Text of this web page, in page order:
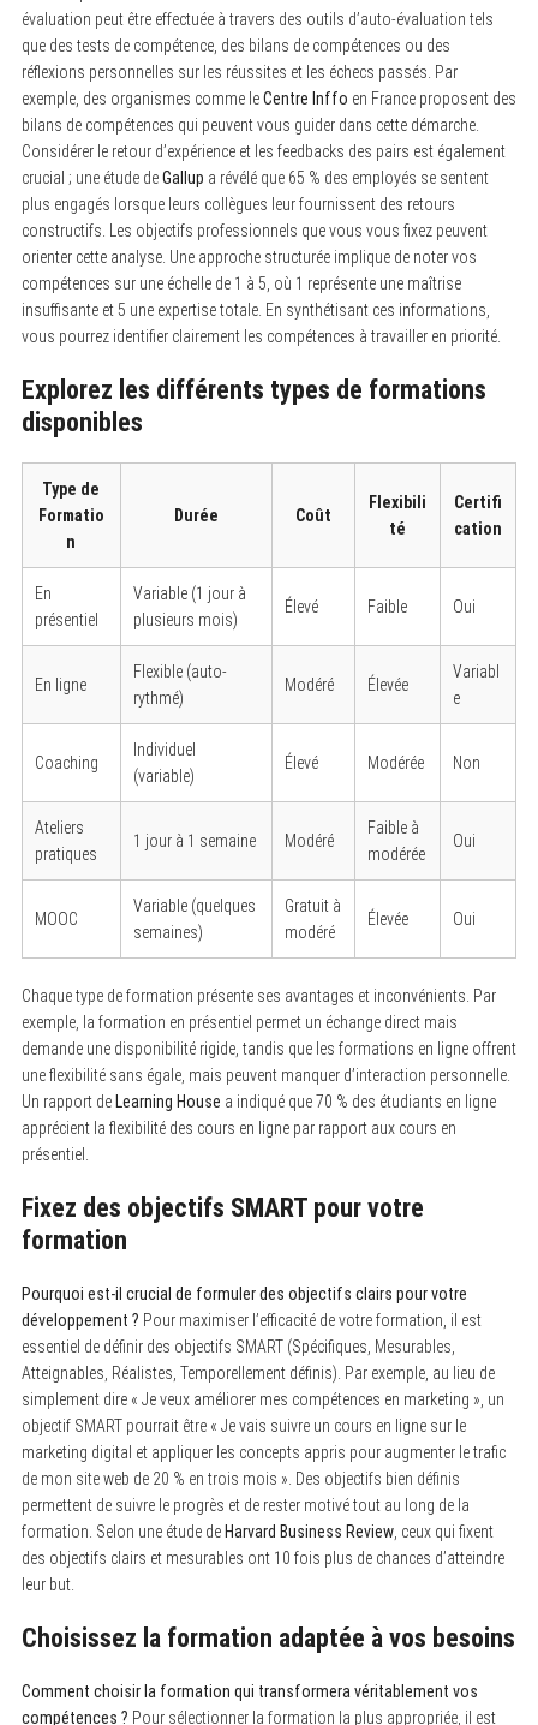
évaluation peut être effectuée à travers des outils d’auto-évaluation tels
que des tests de compétence, des bilans de compétences ou des
réflexions personnelles sur les réussites et les échecs passés. Par
exemple, des organismes comme leCentre Inffo en France proposent des
bilans de compétences qui peuvent vous guider dans cette démarche.
Considérer le retour d’expérience et les feedbacks des pairs est également
crucial ; une étude deGallup a révélé que 65 % des employés se sentent
plus engagés lorsque leurs collègues leur fournissent des retours
constructifs. Les objectifs professionnels que vous vous fixez peuvent
orienter cette analyse. Une approche structurée implique de noter vos
compétences sur une échelle de 1 à 5, où 1 représente une maîtrise
insuffisante et 5 une expertise totale. En synthétisant ces informations,
vous pourrez identifier clairement les compétences à travailler en priorité.
Explorez les différents types de formations
disponibles
Type de
Formatio
n
Durée Coût
Flexibili
té
Certifi
cation
En
présentiel
Variable (1 jour à
plusieurs mois)
Élevé Faible Oui
En ligne
Flexible (auto-
rythmé)
Modéré Élevée
Variabl
e
Coaching
Individuel
(variable)
Élevé Modérée Non
Ateliers
pratiques
1 jour à 1 semaine Modéré
Faible à
modérée
Oui
MOOC
Variable (quelques
semaines)
Gratuit à
modéré
Élevée Oui
Chaque type de formation présente ses avantages et inconvénients. Par
exemple, la formation en présentiel permet un échange direct mais
demande une disponibilité rigide, tandis que les formations en ligne offrent
une flexibilité sans égale, mais peuvent manquer d’interaction personnelle.
Un rapport de Learning House a indiqué que 70 % des étudiants en ligne
apprécient la flexibilité des cours en ligne par rapport aux cours en
présentiel.
Fixez des objectifs SMART pour votre
formation
Pourquoi est-il crucial de formuler des objectifs clairs pour votre
développement ? Pour maximiser l’efficacité de votre formation, il est
essentiel de définir des objectifs SMART (Spécifiques, Mesurables,
Atteignables, Réalistes, Temporellement définis). Par exemple, au lieu de
simplement dire « Je veux améliorer mes compétences en marketing », un
objectif SMART pourrait être « Je vais suivre un cours en ligne sur le
marketing digital et appliquer les concepts appris pour augmenter le trafic
de mon site web de 20 % en trois mois ». Des objectifs bien définis
permettent de suivre le progrès et de rester motivé tout au long de la
formation. Selon une étude de Harvard Business Review, ceux qui fixent
des objectifs clairs et mesurables ont 10 fois plus de chances d’atteindre
leur but.
Choisissez la formation adaptée à vos besoins
Comment choisir la formation qui transformera véritablement vos
compétences ? Pour sélectionner la formation la plus appropriée, il est